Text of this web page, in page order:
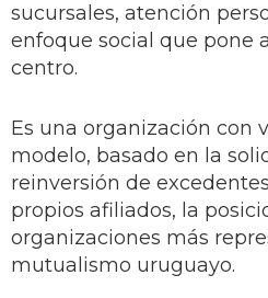
sucursales, atención
enfoque social que pone
centro.
Es una organización con
modelo, basado en la
reinversión de
propios afiliados, la
organizaciones más
mutualismo uruguayo.